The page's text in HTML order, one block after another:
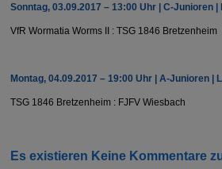
Sonntag, 03.09.2017 – 13:00 Uhr | C-Junioren |
VfR Wormatia Worms II : TSG 1846 Bretzenheim
Montag, 04.09.2017 – 19:00 Uhr | A-Junioren |
TSG 1846 Bretzenheim : FJFV Wiesbach
Es existieren Keine Kommentare